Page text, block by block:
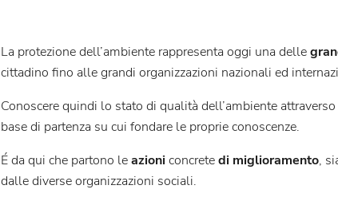
La protezione dell’ambiente rappresenta oggi una delle
cittadino fino alle grandi organizzazioni nazionali ed
Conoscere quindi lo stato di qualità dell’ambiente
base di partenza su cui fondare le proprie conoscenze.
É da qui che partono leazioniconcretedi miglioramento,
dalle diverse organizzazioni sociali.